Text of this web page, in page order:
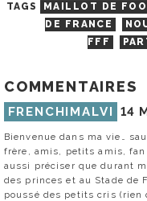
TAGS MAILLOT DE
DE FRANCE
FFF
COMMENTAIRES
FRENCHIMALVI 14
Bienvenue dans ma vie…
frère, amis, petits amis,
aussi préciser que durant
des princes et au Stade de
poussé des petits cris (rien